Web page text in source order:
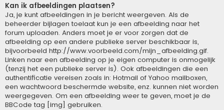
Kan ik afbeeldingen plaatsen?
Ja, je kunt afbeeldingen in je bericht weergeven. Als de
beheerder bijlagen toelaat kun je een afbeelding naar het
forum uploaden. Anders moet je er voor zorgen dat de
afbeelding op een andere publieke server beschikbaar is,
bijvoorbeeld http://www.voorbeeld.com/mijn_afbeelding.gif.
Linken naar een afbeelding op je eigen computer is onmogelijk
(tenzij het een publieke server is). Ook afbeeldingen die een
authentificatie vereisen zoals in: Hotmail of Yahoo mailboxen,
een wachtwoord beschermde website, enz. kunnen niet worden
weergegeven. Om een afbeelding weer te geven, moet je de
BBCode tag [img] gebruiken.